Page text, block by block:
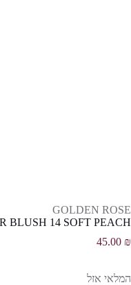
GOLDEN ROSE
BLUSH 14 SOFT PEACH
45.00 ₪
המלאי אזל